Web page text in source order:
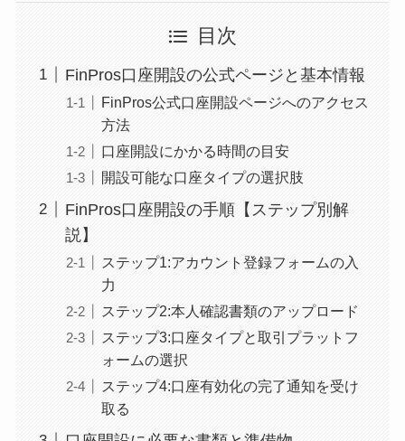
目次
FinPros口座開設の公式ページと基本情報
FinPros公式口座開設ページへのアクセス
方法
口座開設にかかる時間の目安
開設可能な口座タイプの選択肢
FinPros口座開設の手順【ステップ別解
説】
ステップ1:アカウント登録フォームの入
力
ステップ2:本人確認書類のアップロード
ステップ3:口座タイプと取引プラットフ
ォームの選択
ステップ4:口座有効化の完了通知を受け
取る